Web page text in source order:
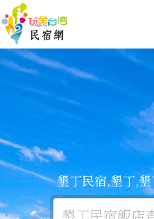
墾丁民宿,墾丁,